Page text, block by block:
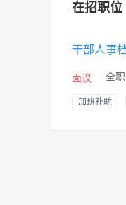
在招职位
干部人事
面议 全职
加班补助